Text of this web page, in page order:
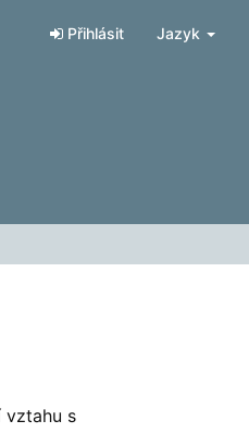
Přihlásit Jazyk
vztahu s